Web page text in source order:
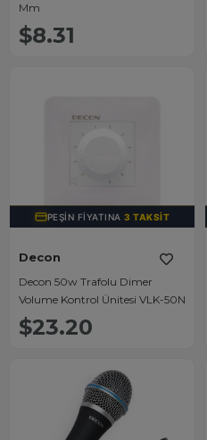
Mm
$8.31
PEŞIN FIYATINA3 TAKSIT
Decon
Decon 50w Trafolu Dimer
Volume Kontrol Ünitesi VLK-50N
$23.20